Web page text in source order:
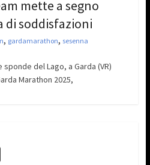
mette a segno
di soddisfazioni
, gardamarathon, sesenna
del Lago, a Garda (VR)
Marathon 2025,